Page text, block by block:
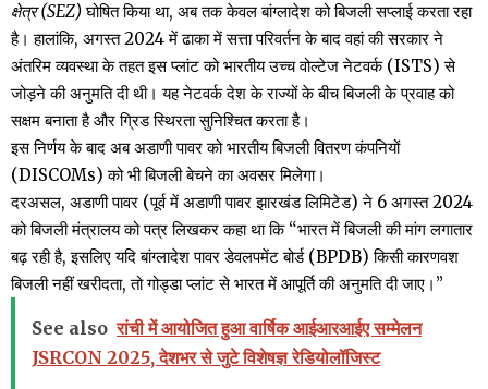
क्षेत्र (SEZ)घोषित किया था, अब तक केवल बांग्लादेश को बिजली सप्लाई करता रहा
है। हालांकि, अगस्त 2024 में ढाका में सत्ता परिवर्तन के बाद वहां की सरकार ने
अंतरिम व्यवस्था के तहत इस प्लांट को भारतीय उच्च वोल्टेज नेटवर्क (ISTS) से
जोड़ने की अनुमति दी थी। यह नेटवर्क देश के राज्यों के बीच बिजली के प्रवाह को
सक्षम बनाता है और ग्रिड स्थिरता सुनिश्चित करता है।
इस निर्णय के बाद अब अडाणी पावर को भारतीय बिजली वितरण कंपनियों
(DISCOMs) को भी बिजली बेचने का अवसर मिलेगा।
दरअसल, अडाणी पावर (पूर्व में अडाणी पावर झारखंड लिमिटेड) ने 6 अगस्त 2024
को बिजली मंत्रालय को पत्र लिखकर कहा था कि “भारत में बिजली की मांग लगातार
बढ़ रही है, इसलिए यदि बांग्लादेश पावर डेवलपमेंट बोर्ड (BPDB) किसी कारणवश
बिजली नहीं खरीदता, तो गोड्डा प्लांट से भारत में आपूर्ति की अनुमति दी जाए।”
See also रांची में आयोजित हुआ वार्षिक आईआरआईए सम्मेलन
JSRCON 2025, देशभर से जुटे विशेषज्ञ रेडियोलॉजिस्ट